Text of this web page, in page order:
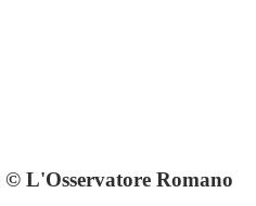
© L'Osservatore Romano